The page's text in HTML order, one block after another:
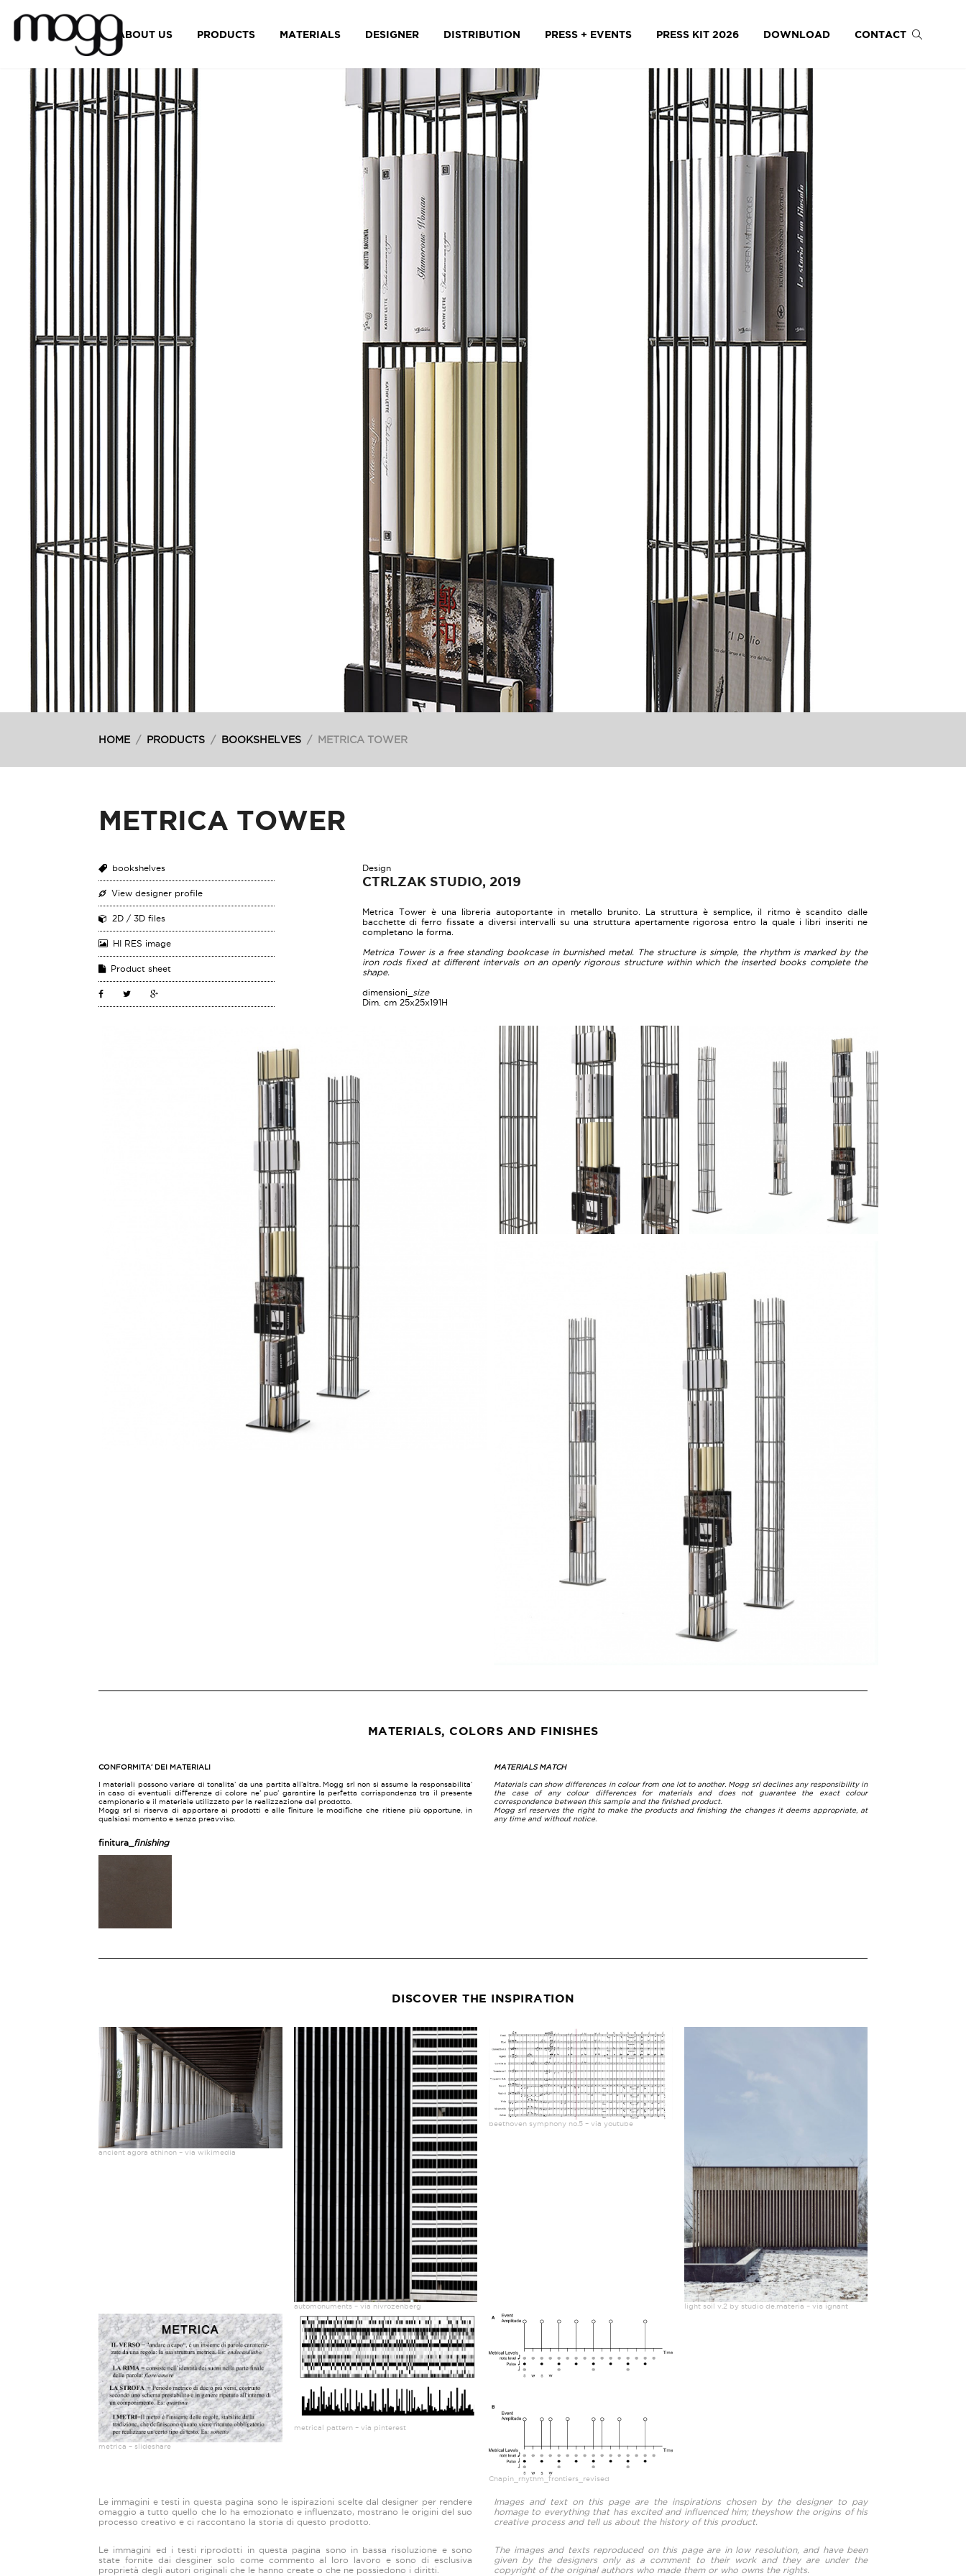
ABOUT US PRODUCTS MATERIALS DESIGNER DISTRIBUTION PRESS + EVENTS PRESS KIT 2026 DOWNLOAD CONTACT
HOME / PRODUCTS / BOOKSHELVES / METRICA TOWER
METRICA TOWER
bookshelves
View designer profile
2D / 3D files
HI RES image
Product sheet
Design
CTRLZAK STUDIO, 2019
Metrica Tower è una libreria autoportante in metallo brunito. La struttura è semplice, il ritmo è scandito dalle
bacchette di ferro fissate a diversi intervalli su una struttura apertamente rigorosa entro la quale i libri inseriti ne
completano la forma.
Metrica Tower is a free standing bookcase in burnished metal. The structure is simple, the rhythm is marked by the
iron rods fixed at different intervals on an openly rigorous structure within which the inserted books complete the
shape.
dimensioni_
size
Dim. cm 25x25x191H
MATERIALS, COLORS AND FINISHES
CONFORMITA’ DEI MATERIALI
I materiali possono variare di tonalita’ da una partita all’altra. Mogg srl non si assume la responsabilita’
in caso di eventuali differenze di colore ne’ puo’ garantire la perfetta corrispondenza tra il presente
campionario e il materiale utilizzato per la realizzazione del prodotto.
Mogg srl si riserva di apportare ai prodotti e alle finiture le modifiche che ritiene più opportune, in
qualsiasi momento e senza preavviso.
MATERIALS MATCH
Materials can show differences in colour from one lot to another. Mogg srl declines any responsibility in
the case of any colour differences for materials and does not guarantee the exact colour
correspondence between this sample and the finished product.
Mogg srl reserves the right to make the products and finishing the changes it deems appropriate, at
any time and without notice.
finitura_ finishing
DISCOVER THE INSPIRATION
ancient agora athinon – via wikimedia
automonuments – via nivrozenberg
beethoven symphony no.5 – via youtube
light soil v.2 by studio de.materia – via ignant
metrica – slideshare
metrical pattern – via pinterest
Chapin_rhythm_frontiers_revised
Le immagini e testi in questa pagina sono le ispirazioni scelte dal designer per rendere
omaggio a tutto quello che lo ha emozionato e influenzato, mostrano le origini del suo
processo creativo e ci raccontano la storia di questo prodotto.
Le immagini ed i testi riprodotti in questa pagina sono in bassa risoluzione e sono
state fornite dai desginer solo come commento al loro lavoro e sono di esclusiva
proprietà degli autori originali che le hanno create o che ne possiedono i diritti.
Images and text on this page are the inspirations chosen by the designer to pay
homage to everything that has excited and influenced him; theyshow the origins of his
creative process and tell us about the history of this product.
The images and texts reproduced on this page are in low resolution, and have been
given by the designers only as a comment to their work and they are under the
copyright of the original authors who made them or who owns the rights.